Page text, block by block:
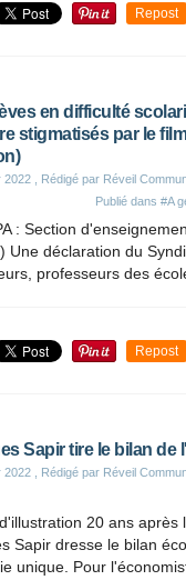
Repost
en difficulté
stigmatisés par le
2022 , Rédigé par Réveil
Publié dans #A
: Section
Une déclaration du
professeurs des
Repost
Sapir tire le bilan de
2022 , Rédigé par Réveil
20 ans
Sapir dresse le bilan
unique. Pour